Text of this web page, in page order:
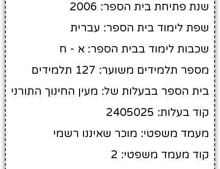
שנת פתיחת בית הספר: 2006
שפת לימוד בית הספר: עברית
שכבות לימוד בבית הספר: א - ח
מספר תלמידים משוער: 127 תלמידים
בית הספר בבעלות של: מעין החינוך התורני
קוד בעלות: 2405025
מעמד משפטי: מוכר שאיננו רשמי
קוד מעמד משפטי: 2